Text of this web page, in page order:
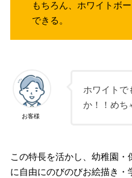
もちろん、ホワイトボ
できる。
お客様
ホワイトで
か！！めち
この特長を活かし、幼稚園
に自由にのびのびお絵描き・